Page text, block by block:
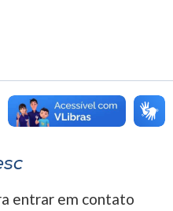
entrar em contato